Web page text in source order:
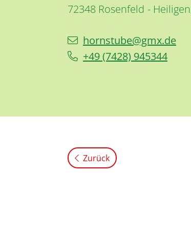
72348 Rosenfeld
hornstube@gmx.de
+49 (7428) 945344
Zurück